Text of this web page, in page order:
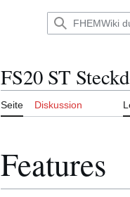
FS20 ST
Seite Diskussion
Features